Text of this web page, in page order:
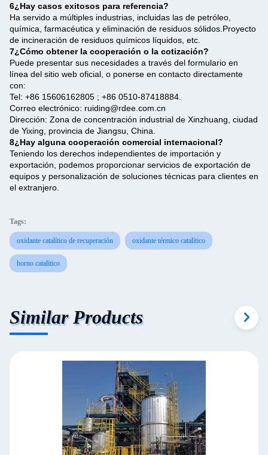
6¿Hay casos exitosos para referencia?
Ha servido a múltiples industrias, incluidas las de petróleo,
química, farmacéutica y eliminación de residuos sólidos.Proyecto
de incineración de residuos químicos líquidos, etc.
7¿Cómo obtener la cooperación o la cotización?
Puede presentar sus necesidades a través del formulario en
línea del sitio web oficial, o ponerse en contacto directamente
con:
Tel: +86 15606162805 ; +86 0510-87418884.
Correo electrónico: ruiding@rdee.com.cn
Dirección: Zona de concentración industrial de Xinzhuang, ciudad
de Yixing, provincia de Jiangsu, China.
8¿Hay alguna cooperación comercial internacional?
Teniendo los derechos independientes de importación y
exportación, podemos proporcionar servicios de exportación de
equipos y personalización de soluciones técnicas para clientes en
el extranjero.
Tags:
oxidante catalítico de recuperación oxidante térmico catalítico
horno catalítico
Similar Products